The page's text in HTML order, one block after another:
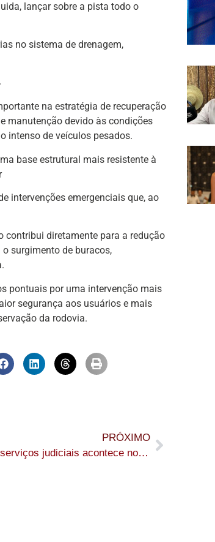
lançar sobre a pista todo o
no sistema de drenagem,
na estratégia de recuperação
manutenção devido às condições
intenso de veículos pesados.
base estrutural mais resistente à
intervenções emergenciais que, ao
contribui diretamente para a redução
surgimento de buracos,
pontuais por uma intervenção mais
segurança aos usuários e mais
da rodovia.
PRÓXIMO
Mutirão de serviços judiciais acontece no Bujari nos dias 9 e 10 de abril